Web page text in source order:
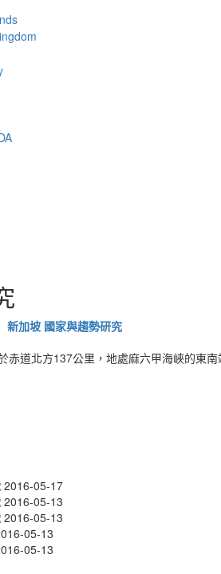
新加坡 國家與趨勢研究
赤道北方137公里，地處麻六甲海峽的東
2016-05-17
2016-05-13
2016-05-13
05-13
05-13